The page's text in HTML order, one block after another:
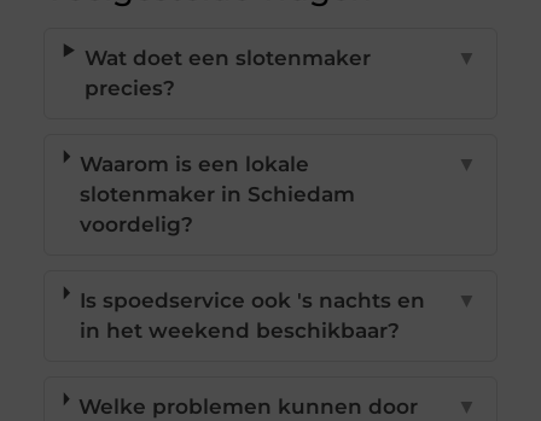
Wat doet een slotenmaker
precies?
▼
Waarom is een lokale
slotenmaker in Schiedam
voordelig?
▼
Is spoedservice ook 's nachts en
in het weekend beschikbaar?
▼
Welke problemen kunnen door
▼